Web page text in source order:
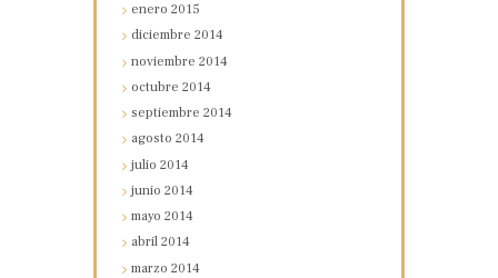
enero2015
diciembre2014
noviembre2014
octubre2014
septiembre2014
agosto2014
julio2014
junio2014
mayo2014
abril2014
marzo2014